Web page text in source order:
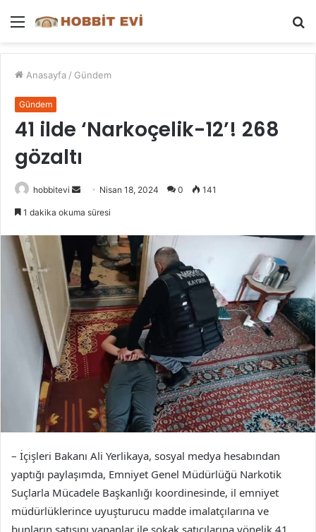
Menü
Anasayfa / Gündem
Gündem
41 ilde ‘Narkoçelik-12’! 268
gözaltı
hobbitevi
Bir
göndermek
Nisan 18, 2024 0 141
1 dakika okuma süresi
– İçişleri Bakanı Ali Yerlikaya, sosyal medya hesabından
yaptığı paylaşımda, Emniyet Genel Müdürlüğü Narkotik
Suçlarla Mücadele Başkanlığı koordinesinde, il emniyet
müdürlüklerince uyuşturucu madde imalatçılarına ve